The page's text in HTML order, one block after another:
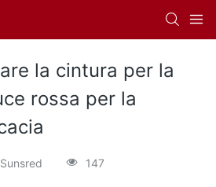
la cintura per la
rossa per la
Sunsred 147